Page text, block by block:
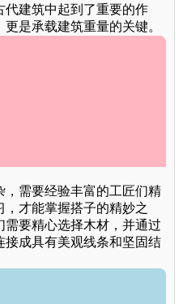
代建筑中起到了重要的作
是承载建筑重量的关键。
，需要经验丰富的工匠们精
才能掌握搭子的精妙之
要精心选择木材，并通过
成具有美观线条和坚固结